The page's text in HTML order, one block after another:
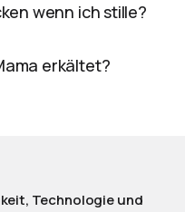
wenn ich stille?
erkältet?
Technologie und